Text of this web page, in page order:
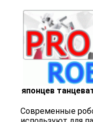
японцев
Современные